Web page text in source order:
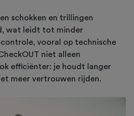
schokken en trillingen
wat leidt tot minder
vooral op technische
niet alleen
efficiënter: je houdt langer
meer vertrouwen rijden.